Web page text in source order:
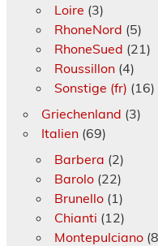
Loire (3)
RhoneNord (5)
RhoneSued (21)
Roussillon(4)
Sonstige (fr) (16)
Griechenland (3)
Italien(69)
Barbera (2)
Barolo(22)
Brunello(1)
Chianti (12)
Montepulciano